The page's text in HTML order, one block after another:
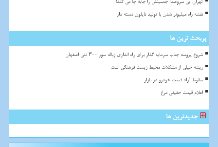
تهران، بی سروصدا جمعیتش را جابه جا می کند!
نقشه راه میلیونر شدن با تولید نایلون دسته دار
پربحث ترین ها
شروع پروسه جذب سرمایه گذار برای راه اندازی زباله سوز ۳۰۰ تنی اصفهان
ریشه خیلی از مشکلات محیط زیست فرهنگی است
سقوط آزاد قیمت خودرو در بازار
اعلام قیمت حقیقی مرغ
جدیدترین ها